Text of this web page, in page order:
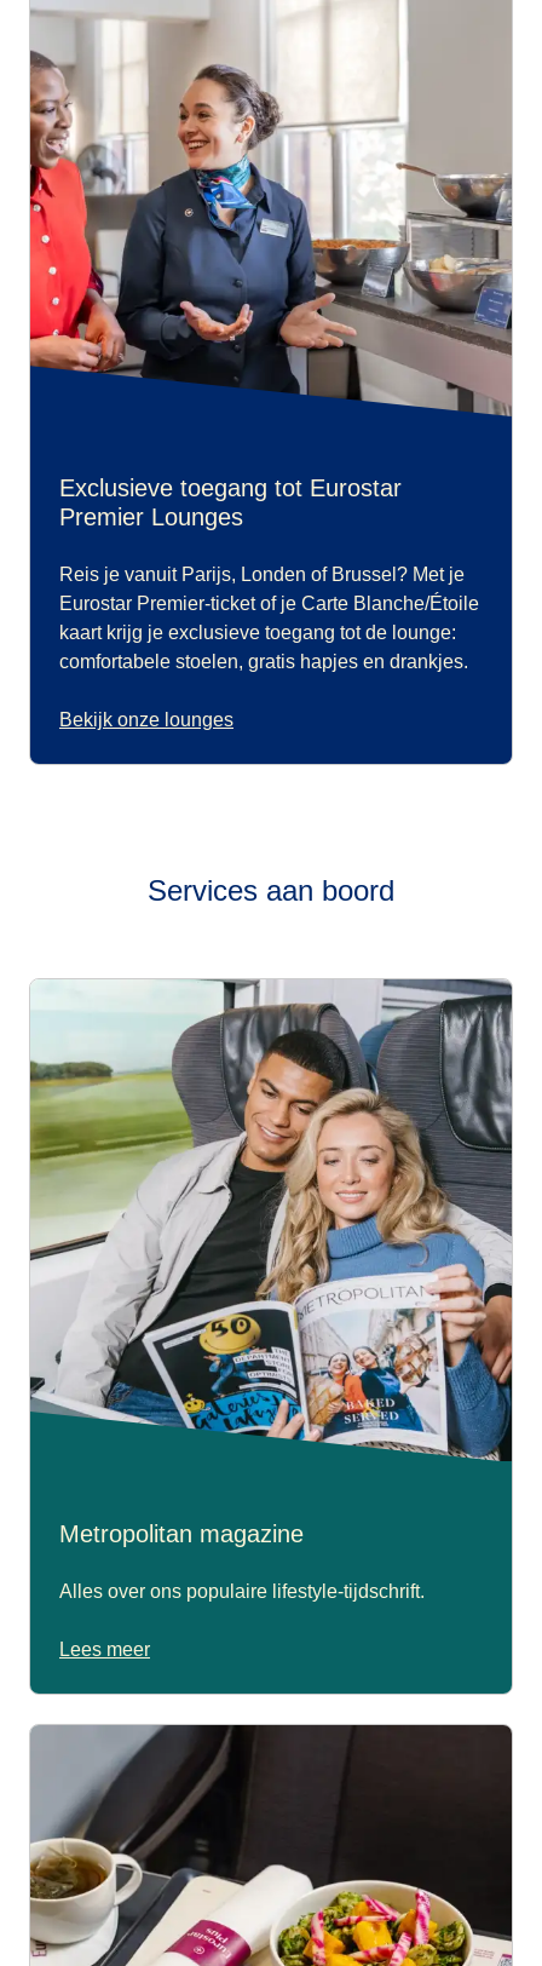
Exclusieve toegang tot Eurostar
Premier Lounges
Reis je vanuit Parijs, Londen of Brussel? Met je
Eurostar Premier-ticket of je Carte Blanche/Étoile
kaart krijg je exclusieve toegang tot de lounge:
comfortabele stoelen, gratis hapjes en drankjes.
Bekijk onze lounges
Services aan boord
Metropolitan magazine
Alles over ons populaire lifestyle-tijdschrift.
Lees meer